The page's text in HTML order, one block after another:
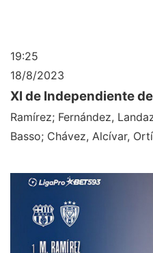
19:25
18/8/2023
XI de Independiente
Ramírez; Fernández,
Basso; Chávez, Alcívar,